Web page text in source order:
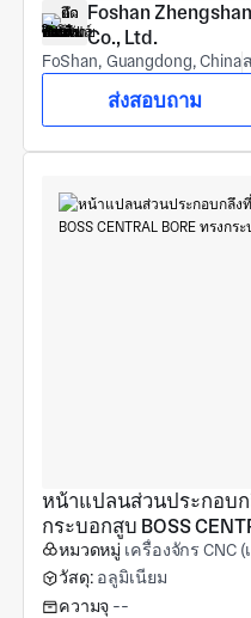
Foshan
Co., Ltd.
FoShan, Guangdong, China
ส่งสอบถาม
หน้าแปลนส่วนประกอบก
กระบอกสูบ BOSS
หมวดหมู่ เครื่องจักร CNC
วัสดุ: อลูมิเนียม
ความจุ --